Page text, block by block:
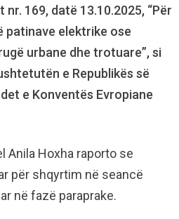
169, datë 13.10.2025, “Për
patinave elektrike ose
urbane dhe trotuare”, si
e Republikës së
e Konventës Evropiane
Anila Hoxha raporto se
për shqyrtim në seancë
në fazë paraprake.